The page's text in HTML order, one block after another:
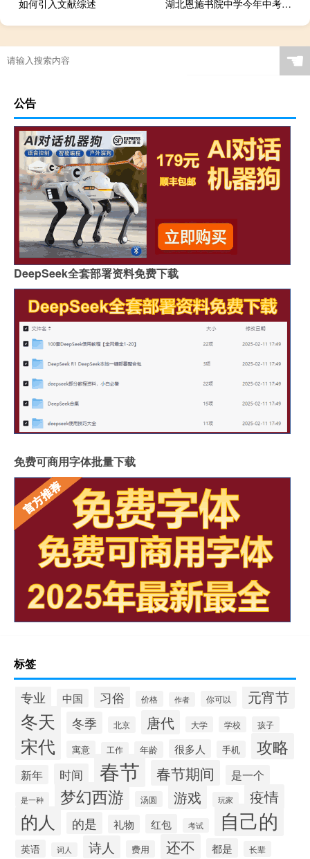
如何引入文献综述 湖北恩施书院中学今年中考上恩施高中的有多少人 恩施州中考成绩查询
☚
公告
DeepSeek全套部署资料免费下载
免费可商用字体批量下载
标签
专业 中国 习俗 价格 作者 你可以 元宵节
冬天 冬季 北京 唐代 大学 学校 孩子
宋代 寓意 工作 年龄 很多人 手机 攻略
新年 时间 春节 春节期间 是一个
是一种 梦幻西游 汤圆 游戏 玩家 疫情
的人 的是 礼物 红包 考试 自己的
英语 词人 诗人 费用 还不 都是 长辈